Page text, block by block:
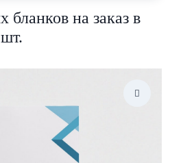
на заказ в